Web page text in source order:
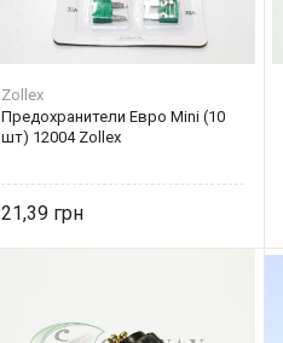
Zollex
Предохранители Евро Mini (10
шт) 12004 Zollex
21,39